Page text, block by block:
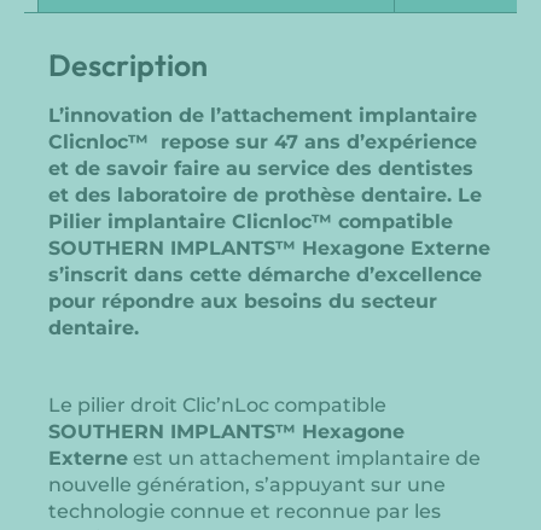
Description
L’innovation de l’attachement implantaire
Clicnloc™ repose sur 47 ans d’expérience
et de savoir faire au service des dentistes
et des laboratoire de prothèse dentaire. Le
Pilier implantaire Clicnloc™ compatible
SOUTHERN IMPLANTS™ Hexagone Externe
s’inscrit dans cette démarche d’excellence
pour répondre aux besoins du secteur
dentaire.
Le pilier droit Clic’nLoc compatible
SOUTHERN IMPLANTS™ Hexagone
Externe est un attachement implantaire de
nouvelle génération, s’appuyant sur une
technologie connue et reconnue par les